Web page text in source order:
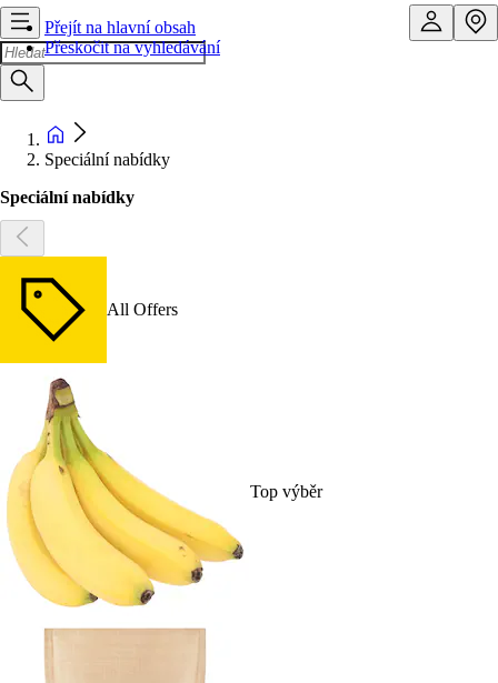
Přejít na hlavní obsah
Přeskočit na vyhledávání
Speciální nabídky
Speciální nabídky
All Offers
Top výběr